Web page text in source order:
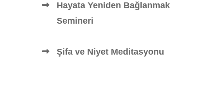
Hayata Yeniden Bağlanmak
Semineri
Şifa ve Niyet Meditasyonu